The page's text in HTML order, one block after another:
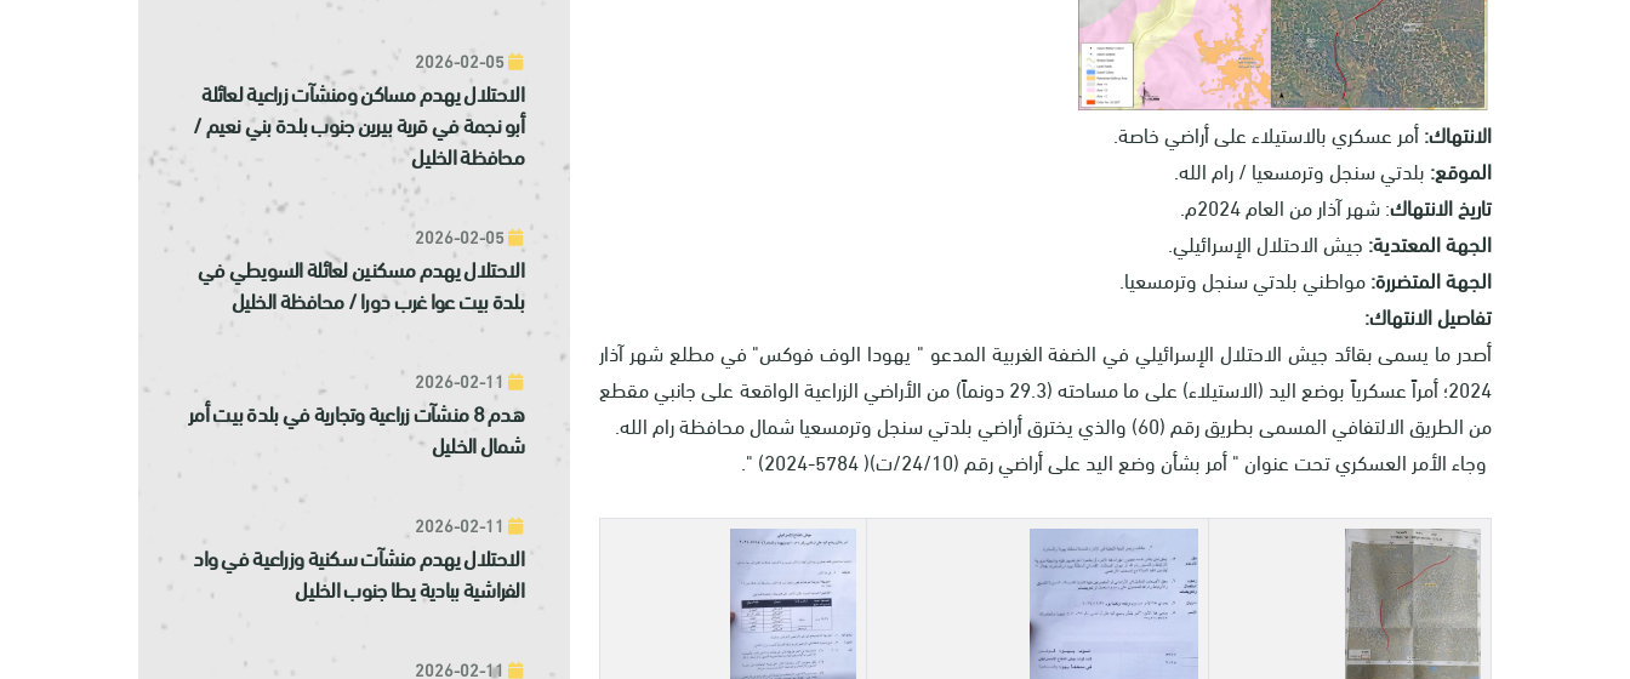
الانتهاك:أمر عسكري بالاستيلاء على أراضي خاصة.
الموقع:بلدتي سنجل وترمسعيا / رام الله.
تاريخ الانتهاك: شهر آذار من العام 2024م.
الجهة المعتدية:جيش الاحتلال الإسرائيلي.
الجهة المتضررة:مواطني بلدتي سنجل وترمسعيا.
تفاصيل الانتهاك:
أصدر ما يسمى بقائد جيش الاحتلال الإسرائيلي في الضفة الغربية المدعو " يهودا الوف فوكس" في مطلع شهر آذار
2024؛ أمراً عسكرياً بوضع اليد (الاستيلاء) على ما مساحته (29.3 دونماً) من الأراضي الزراعية الواقعة على جانبي مقطع
من الطريق الالتفافي المسمى بطريق رقم (60) والذي يخترق أراضي بلدتي سنجل وترمسعيا شمال محافظة رام الله.
وجاء الأمر العسكري تحت عنوان " أمر بشأن وضع اليد على أراضي رقم (24/10/ت)( 5784-2024) ".
الاحتلال يهدم مساكن ومنشآت زراعية لعائلة
أبو نجمة في قرية بيرين جنوب بلدة بني نعيم /
محافظة الخليل
الاحتلال يهدم مسكنين لعائلة السويطي في
بلدة بيت عوا غرب دورا / محافظة الخليل
هدم 8 منشآت زراعية وتجارية في بلدة بيت أمر
شمال الخليل
الاحتلال يهدم منشآت سكنية وزراعية في واد
الفراشية ببادية يطا جنوب الخليل